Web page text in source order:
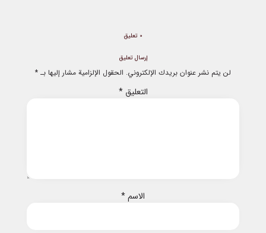
0 تعليق
إرسال تعليق
لن يتم نشر عنوان بريدك الإلكتروني. الحقول الإلزامية مشار إليها بـ *
التعليق*
الاسم*